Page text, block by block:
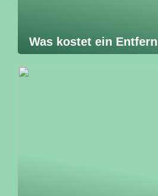
Was kostet ein